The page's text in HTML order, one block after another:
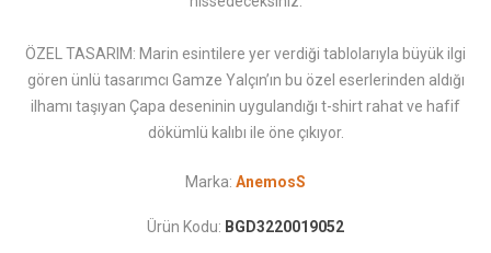
ÖZEL TASARIM: Marin esintilere yer verdiği tablolarıyla büyük ilgi
gören ünlü tasarımcı Gamze Yalçın’ın bu özel eserlerinden aldığı
ilhamı taşıyan Çapa deseninin uygulandığı t-shirt rahat ve hafif
dökümlü kalıbı ile öne çıkıyor.
Marka: AnemosS
Ürün Kodu: BGD3220019052